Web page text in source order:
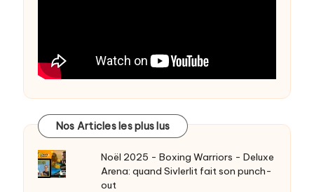
Nos Articles les plus lus
Noël 2025 - Boxing Warriors - Deluxe
Arena: quand Sivlerlit fait son punch-
out